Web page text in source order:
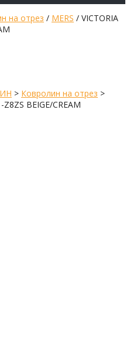
на отрез / MERS / VICTORIA
> Ковролин на отрез >
BEIGE/CREAM